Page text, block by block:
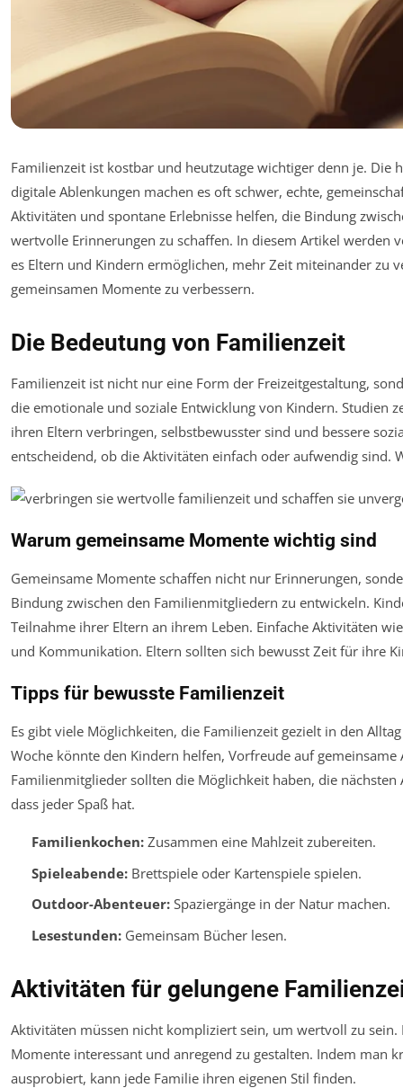
Familienzeit ist kostbar und heutzutage wichtiger denn je. Die
digitale Ablenkungen machen es oft schwer, echte,
Aktivitäten und spontane Erlebnisse helfen, die Bindung
wertvolle Erinnerungen zu schaffen. In diesem Artikel werden
es Eltern und Kindern ermöglichen, mehr Zeit miteinander zu
gemeinsamen Momente zu verbessern.
Die Bedeutung von Familienzeit
Familienzeit ist nicht nur eine Form der Freizeitgestaltung,
die emotionale und soziale Entwicklung von Kindern. Studien
ihren Eltern verbringen, selbstbewusster sind und bessere
entscheidend, ob die Aktivitäten einfach oder aufwendig sind.
Warum gemeinsame Momente wichtig sind
Gemeinsame Momente schaffen nicht nur Erinnerungen,
Bindung zwischen den Familienmitgliedern zu entwickeln.
Teilnahme ihrer Eltern an ihrem Leben. Einfache Aktivitäten
und Kommunikation. Eltern sollten sich bewusst Zeit für ihre
Tipps für bewusste Familienzeit
Es gibt viele Möglichkeiten, die Familienzeit gezielt in den
Woche könnte den Kindern helfen, Vorfreude auf
Familienmitglieder sollten die Möglichkeit haben, die
dass jeder Spaß hat.
Familienkochen:Zusammen eine Mahlzeit zubereiten.
Spieleabende:Brettspiele oder Kartenspiele spielen.
Outdoor-Abenteuer:Spaziergänge in der Natur machen.
Lesestunden:Gemeinsam Bücher lesen.
Aktivitäten für gelungene
Aktivitäten müssen nicht kompliziert sein, um wertvoll zu
Momente interessant und anregend zu gestalten. Indem man
ausprobiert, kann jede Familie ihren eigenen Stil finden.